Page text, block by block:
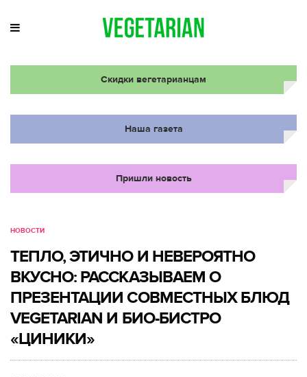
Скидки вегетарианцам
Наша газета
Пришли новость
НОВОСТИ
ТЕПЛО, ЭТИЧНО И НЕВЕРОЯТНО
ВКУСНО: РАССКАЗЫВАЕМ О
ПРЕЗЕНТАЦИИ СОВМЕСТНЫХ БЛЮД
VEGETARIAN И БИО-БИСТРО
«ЦИНИКИ»